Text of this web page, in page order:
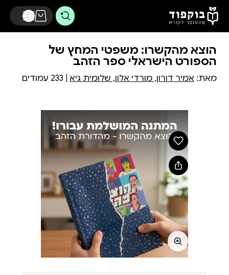
דלג לתוכן הראשי
הוצא מהקשרו: משפטי המחץ של
הספורט הישראלי ספר הזהב
מאת: אמיר דורון, מורדי אלון, שלומית גיא